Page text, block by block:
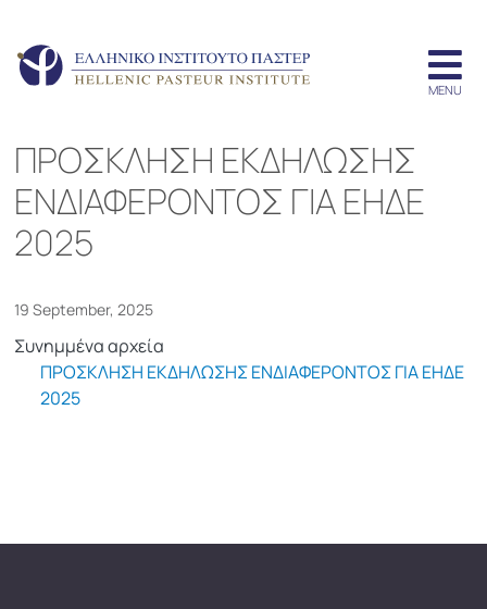
ΠΡΟΣΚΛΗΣΗ ΕΚΔΗΛΩΣΗΣ
ΕΝΔΙΑΦΕΡΟΝΤΟΣ ΓΙΑ ΕΗΔΕ
2025
19 September, 2025
Συνημμένα αρχεία
ΠΡΟΣΚΛΗΣΗ ΕΚΔΗΛΩΣΗΣ ΕΝΔΙΑΦΕΡΟΝΤΟΣ ΓΙΑ ΕΗΔΕ
2025